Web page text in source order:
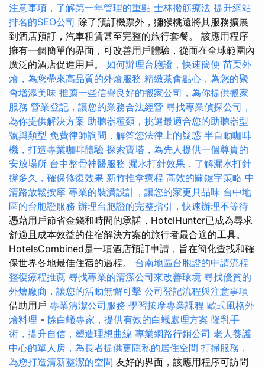
注意事項，了解第一年管理的重點 士林撥筋療法 提升網站
排名的SEO公司 除了預訂機票外，獼猴桃還將其服務擴展
到酒店預訂，汽車租賃甚至完整的旅行套餐。 該應用程序
擁有一個簡單的界面，可改善用戶體驗，從而在全球範圍內
廣泛的酒店促進用戶。 如何辦理台胞證，快速簡便 苗栗外
燴，為您帶來高品質的外燴服務 精緻茶會點心，為您的聚
會增添美味 推薦一些信譽良好的搬家公司，為你提供搬家
服務 營業登記，讓您的業務合法經營 尋找專業偵探公司，
為你提供解決方案 助聽器種類，挑選最適合您的助聽器型
號與類型 免費律師詢問，解答您法律上的疑惑 半自動咖啡
機，打造專業咖啡體驗 探索寶塔，為先人提供一個尊貴的
安放場所 台中整骨神醫服務 漏水打針效果，了解漏水打針
撐多久，確保修復效果 新竹推拿療程 高效的關鍵字策略 中
清路放鬆按摩 專業的裝潢設計，讓您的家更具品味 台中地
區的台胞證服務 辦理台胞證的完整指引，快速辦理不等待
憑藉用戶節省金錢和時間的承諾，HotelHunter已成為尋求
舒適且成本效益的住宿解決方案的旅行者最合適的工具。
HotelsCombined是一項酒店預訂申請，旨在簡化查找和確
保世界各地最佳住宿的過程。 台南地區台胞證的申請流程
整復療程推薦 尋找專業的清潔公司來改善環境 尋找優質的
外燴廠商，讓您的活動無懈可擊 公司登記流程與注意事項
借助用戶 專業清潔公司服務 學習按摩專業課程 歐式風格外
燴料理 - 除白蟻專家，提供有效的白蟻處理方案 隆乳手
術，提升自信，塑造理想曲線 專業網路行銷公司 老人養護
中心的單人房，為長者提供更隱私的居住空間 打掃服務，
為您打造清新整潔的空間 友好的界面，該應用程序可訪問